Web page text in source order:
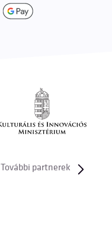
További partnerek